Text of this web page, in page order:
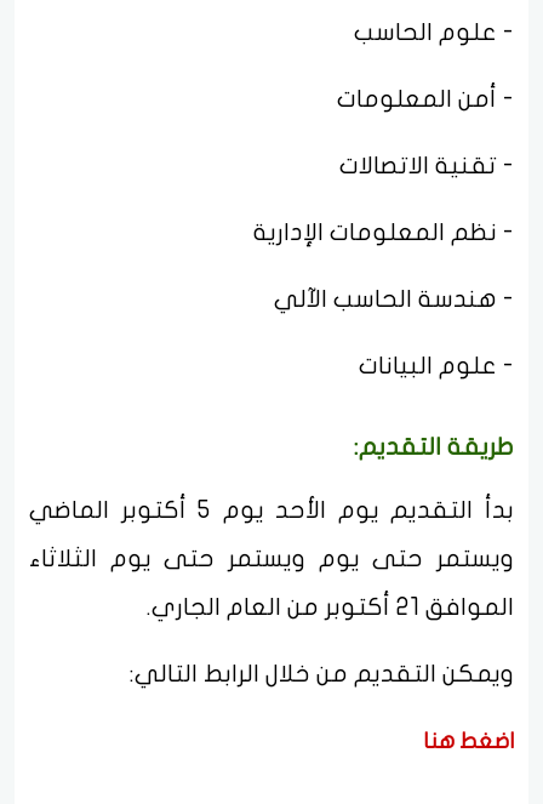
- علوم الحاسب
- أمن المعلومات
- تقنية الاتصالات
- نظم المعلومات الإدارية
- هندسة الحاسب الآلي
- علوم البيانات
طريقة التقديم:
بدأ التقديم يوم الأحد يوم 5 أكتوبر الماضي
ويستمر حتى يوم ويستمر حتى يوم الثلاثاء
الموافق 21 أكتوبر من العام الجاري.
ويمكن التقديم من خلال الرابط التالي:
اضغط هنا